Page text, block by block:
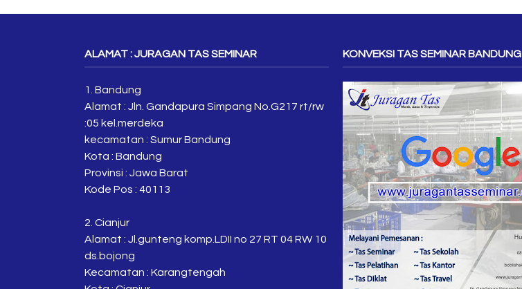
ALAMAT : JURAGAN TAS SEMINAR
1. Bandung
Alamat : Jln. Gandapura Simpang No.G217 rt/rw
:05 kel.merdeka
kecamatan : Sumur Bandung
Kota : Bandung
Provinsi : Jawa Barat
Kode Pos : 40113
2. Cianjur
Alamat : Jl.gunteng komp.LDII no 27 RT 04 RW 10
ds.bojong
Kecamatan : Karangtengah
KONVEKSI TAS SEMINAR BANDUNG